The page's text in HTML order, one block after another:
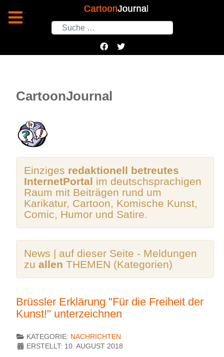
Suchen
CartoonJournal
Einziges redaktionell betreutes
InternetPortal im deutschsprachigen
Raum mit Beiträgen rund um
Karikatur, Cartoon, Komische Kunst,
Comic, Humor und Satire.
News | auf dieser Seite - Meldungen
zu allen THEMEN (Kategorien)
Brüssler Erklärung "Für die Freiheit der
Kunst!" unterzeichnen
KATEGORIE: NACHRICHTEN
ERSTELLT: 10. AUGUST 2018